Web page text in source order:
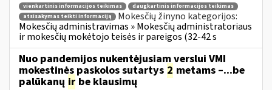
vienkartinis informacijos teikimas
daugkartinis informacijos teikimas
atsisakymas teikti informaciją
Mokesčių žinyno kategorijos:
Mokesčių administravimas » Mokesčių administratoriaus
ir mokesčių mokėtojo teisės ir pareigos (32-42 s
Nuo pandemijos nukentėjusiam verslui VMI
mokestinės paskolos sutartys 2 metams –...be
palūkanų ir be klausimų